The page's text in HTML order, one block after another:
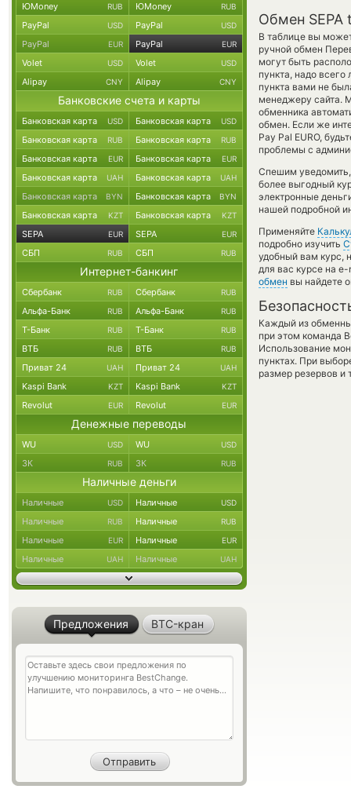
Обмен SEPA
В таблице вы
ручной обмен
могут быть
пункта, надо
пункта вами не
менеджеру сайта.
обменника
обмен. Если же
Pay Pal EURO,
проблемы с
Спешим
более выгодный
электронные
нашей подробной
Применяйте
подробно изучить
удобный вам курс,
для вас курсе на
обмен вы найдете
Каждый из
при этом команда
Использование
пунктах. При
размер резервов и
ЮMoney RUB ЮMoney RUB
PayPal USD PayPal USD
PayPal EUR PayPal EUR
Volet USD Volet USD
Alipay CNY Alipay CNY
Банковские счета и карты
Банковская карта USD Банковская карта USD
Банковская карта RUB Банковская карта RUB
Банковская карта EUR Банковская карта EUR
Банковская карта UAH Банковская карта UAH
Банковская карта BYN Банковская карта BYN
Банковская карта KZT Банковская карта KZT
SEPA EUR SEPA EUR
СБП RUB СБП RUB
Интернет-банкинг
Сбербанк RUB Сбербанк RUB
Альфа-Банк RUB Альфа-Банк RUB
Т-Банк RUB Т-Банк RUB
ВТБ RUB ВТБ RUB
Приват 24 UAH Приват 24 UAH
Kaspi Bank KZT Kaspi Bank KZT
Revolut EUR Revolut EUR
Денежные переводы
WU USD WU USD
ЗК RUB ЗК RUB
Наличные деньги
Наличные USD Наличные USD
Наличные RUB Наличные RUB
Наличные EUR Наличные EUR
Наличные UAH Наличные UAH
Предложения BTC-кран